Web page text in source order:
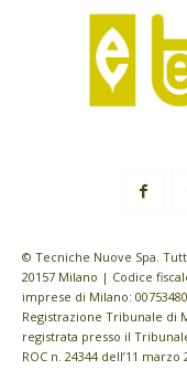
© Tecniche Nuove Spa.
20157 Milano | Codice
imprese di Milano:
Registrazione Tribunale di
registrata presso il
ROC n. 24344 dell’11 marzo